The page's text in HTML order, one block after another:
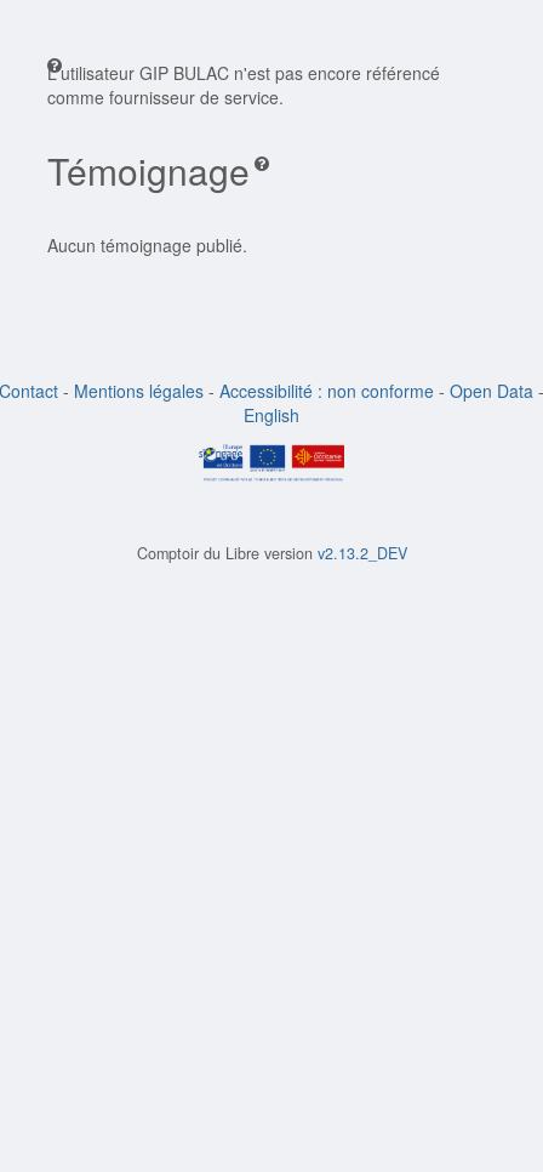
L'utilisateur GIP BULAC n'est pas encore référencé
comme fournisseur de service.
Témoignage
Aucun témoignage publié.
Contact - Mentions légales - Accessibilité : non conforme - Open Data -
English
Comptoir du Libre version v2.13.2_DEV